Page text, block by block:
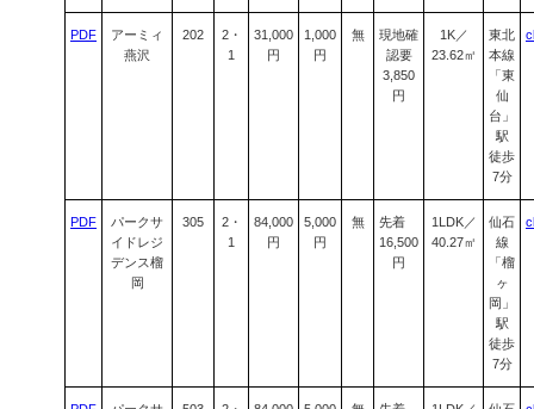
PDF
アーミィ
燕沢
202
2・
1
31,000
円
1,000
円
無
現地確
認要
3,850
円
1K／
23.62㎡
東北
本線
「東
仙
台」
駅
徒歩
7分
PDF
パークサ
イドレジ
デンス榴
岡
305
2・
1
84,000
円
5,000
円
無
先着
16,500
円
1LDK／
40.27㎡
仙石
線
「榴
ヶ
岡」
駅
徒歩
7分